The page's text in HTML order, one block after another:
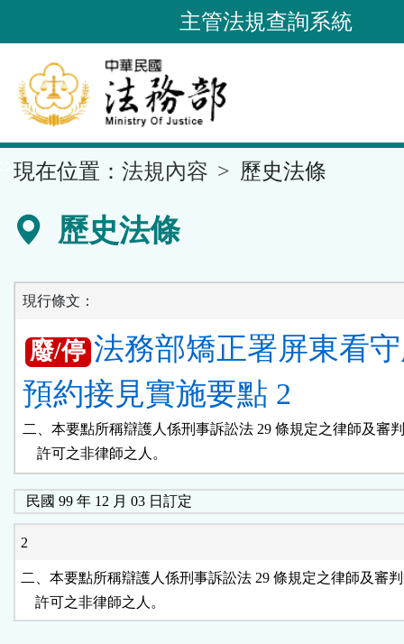
到
要
內
容
區
主管法規查詢系統
現在位置： 法規內容 歷史法條
歷史法條
現行條文：
廢/停 法務部矯正署屏東看
預約接見實施要點 2
二、本要點所稱辯護人係刑事訴訟法 29 條規定之律師及審
    許可之非律師之人。
民國 99 年 12 月 03 日訂定
2
二、本要點所稱辯護人係刑事訴訟法 29 條規定之律師及審
    許可之非律師之人。